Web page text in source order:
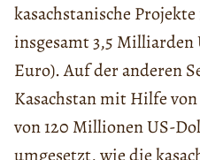
kasachstanische
insgesamt 3,5
Euro). Auf der anderen
Kasachstan mit Hilfe
von 120 Millionen US-
umgesetzt, wie die